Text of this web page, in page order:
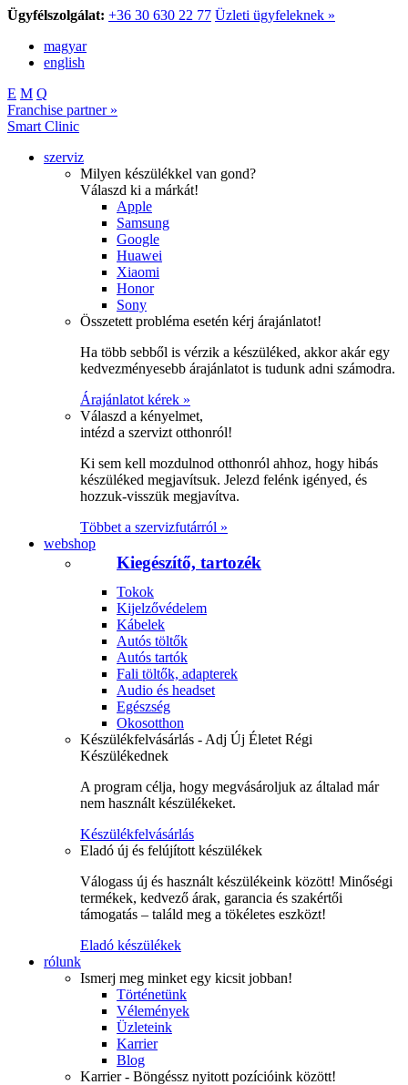
Ügyfélszolgálat: +36 30 630 22 77 Üzleti ügyfeleknek »
magyar
english
E M Q
Franchise partner »
Smart Clinic
szerviz
Milyen készülékkel van gond?
Válaszd ki a márkát!
Apple
Samsung
Google
Huawei
Xiaomi
Honor
Sony
Összetett probléma esetén kérj árajánlatot!
Ha több sebből is vérzik a készüléked, akkor akár egy
kedvezményesebb árajánlatot is tudunk adni számodra.
Árajánlatot kérek »
Válaszd a kényelmet,
intézd a szervizt otthonról!
Ki sem kell mozdulnod otthonról ahhoz, hogy hibás
készüléked megjavítsuk. Jelezd felénk igényed, és
hozzuk-visszük megjavítva.
Többet a szervizfutárról »
webshop
Kiegészítő, tartozék
Tokok
Kijelzővédelem
Kábelek
Autós töltők
Autós tartók
Fali töltők, adapterek
Audio és headset
Egészség
Okosotthon
Készülékfelvásárlás - Adj Új Életet Régi
Készülékednek
A program célja, hogy megvásároljuk az általad már
nem használt készülékeket.
Készülékfelvásárlás
Eladó új és felújított készülékek
Válogass új és használt készülékeink között! Minőségi
termékek, kedvező árak, garancia és szakértői
támogatás – találd meg a tökéletes eszközt!
Eladó készülékek
rólunk
Ismerj meg minket egy kicsit jobban!
Történetünk
Vélemények
Üzleteink
Karrier
Blog
Karrier - Böngéssz nyitott pozícióink között!